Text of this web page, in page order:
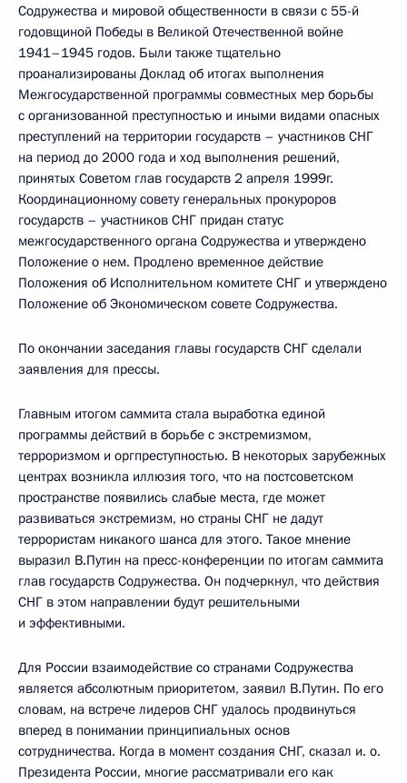
Содружества и мировой общественности в связи с 55-й
годовщиной Победы в Великой Отечественной войне
1941–1945 годов. Были также тщательно
проанализированы Доклад об итогах выполнения
Межгосударственной программы совместных мер борьбы
с организованной преступностью и иными видами опасных
преступлений на территории государств – участников СНГ
на период до 2000 года и ход выполнения решений,
принятых Советом глав государств 2 апреля 1999г.
Координационному совету генеральных прокуроров
государств – участников СНГ придан статус
межгосударственного органа Содружества и утверждено
Положение о нем. Продлено временное действие
Положения об Исполнительном комитете СНГ и утверждено
Положение об Экономическом совете Содружества.
По окончании заседания главы государств СНГ сделали
заявления для прессы.
Главным итогом саммита стала выработка единой
программы действий в борьбе с экстремизмом,
терроризмом и оргпреступностью. В некоторых зарубежных
центрах возникла иллюзия того, что на постсоветском
пространстве появились слабые места, где может
развиваться экстремизм, но страны СНГ не дадут
террористам никакого шанса для этого. Такое мнение
выразил В.Путин на пресс-конференции по итогам саммита
глав государств Содружества. Он подчеркнул, что действия
СНГ в этом направлении будут решительными
и эффективными.
Для России взаимодействие со странами Содружества
является абсолютным приоритетом, заявил В.Путин. По его
словам, на встрече лидеров СНГ удалось продвинуться
вперед в понимании принципиальных основ
сотрудничества. Когда в момент создания СНГ, сказал и. о.
Президента России, многие рассматривали его как